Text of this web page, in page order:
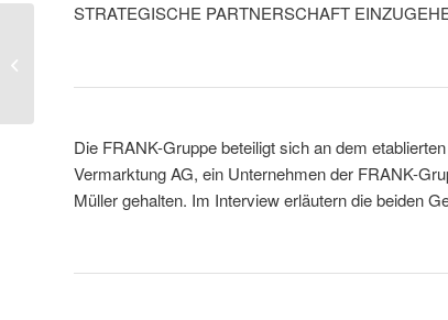
STRATEGISCHE PARTNERSCHAFT
Die FRANK-Gruppe beteiligt sich an dem
Vermarktung AG, ein Unternehmen der FRANK-
Müller gehalten. Im Interview erläutern die beiden